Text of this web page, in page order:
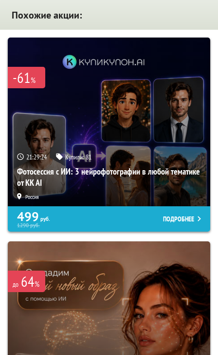
Похожие акции:
-61%
21:29:23 Купили:81
Фотосессия с ИИ: 3 нейрофотографии в любой тематике
от KK AI
Россия
499 руб.
1290руб.
ПОДРОБНЕЕ
до 64%